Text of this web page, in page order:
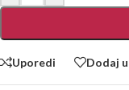
Uporedi Dodaj